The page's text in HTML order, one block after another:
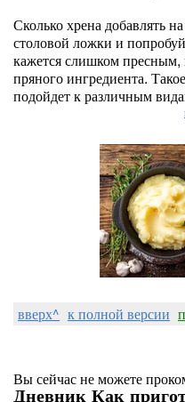
Сколько хрена добавлять
столовой ложки и
кажется слишком пресным,
пряного ингредиента.
подойдет к различным
вверх^ к полной версии
Вы сейчас не можете
Дневник Как